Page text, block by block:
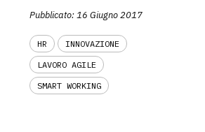
Pubblicato: 16 Giugno 2017
HR
INNOVAZIONE
LAVORO AGILE
SMART WORKING